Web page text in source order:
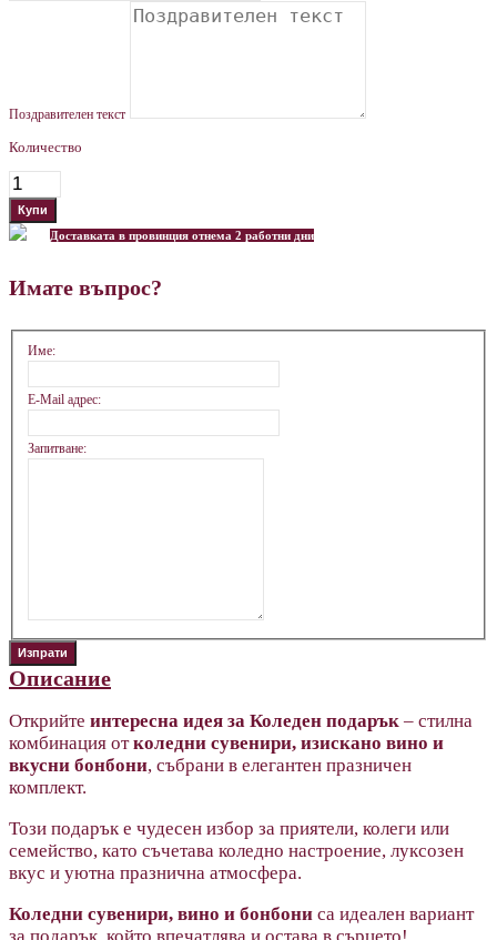
Поздравителен текст
Количество
Доставката в провинция отнема 2 работни дни
Имате въпрос?
Име:
E-Mail адрес:
Запитване:
Описание
Открийте интересна идея за Коледен подарък – стилна
комбинация отколедни сувенири, изискано вино и
вкусни бонбони, събрани в елегантен празничен
комплект.
Този подарък е чудесен избор за приятели, колеги или
семейство, като съчетава коледно настроение, луксозен
вкус и уютна празнична атмосфера.
Коледни сувенири, вино и бонбони са идеален вариант
за подарък, който впечатлява и остава в сърцето!